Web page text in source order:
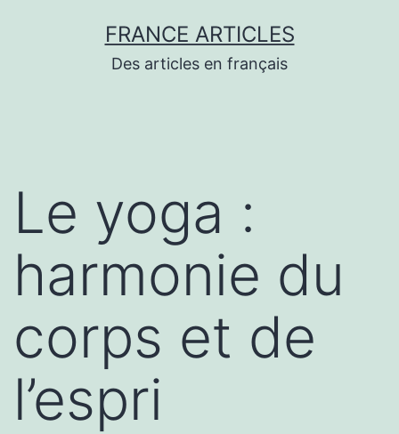
FRANCE ARTICLES
Des articles en français
Le yoga :
harmonie du
corps et de
l’espri